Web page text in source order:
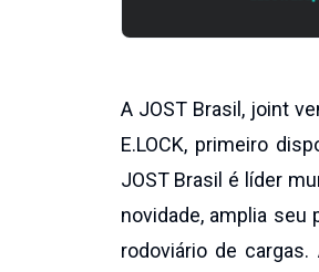
A JOST Brasil, joint
E.LOCK, primeiro
JOST Brasil é líder
novidade, amplia
rodoviário de